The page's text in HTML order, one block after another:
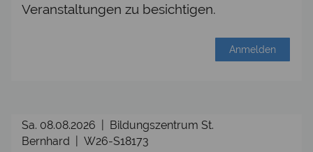
Veranstaltungen zu besichtigen.
Anmelden
Sa. 08.08.2026 | Bildungszentrum St.
Bernhard | W26-S18173